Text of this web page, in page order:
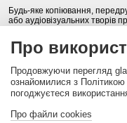
Будь-яке копіювання,
або аудіовізуальних творів
Політика конфіденційності
КОНТАКТИ НАША
Партнери:DepositPhotos.com
Про
Продовжуючи перегляд
ознайомилися з
погоджуєтеся
Про файли cookies